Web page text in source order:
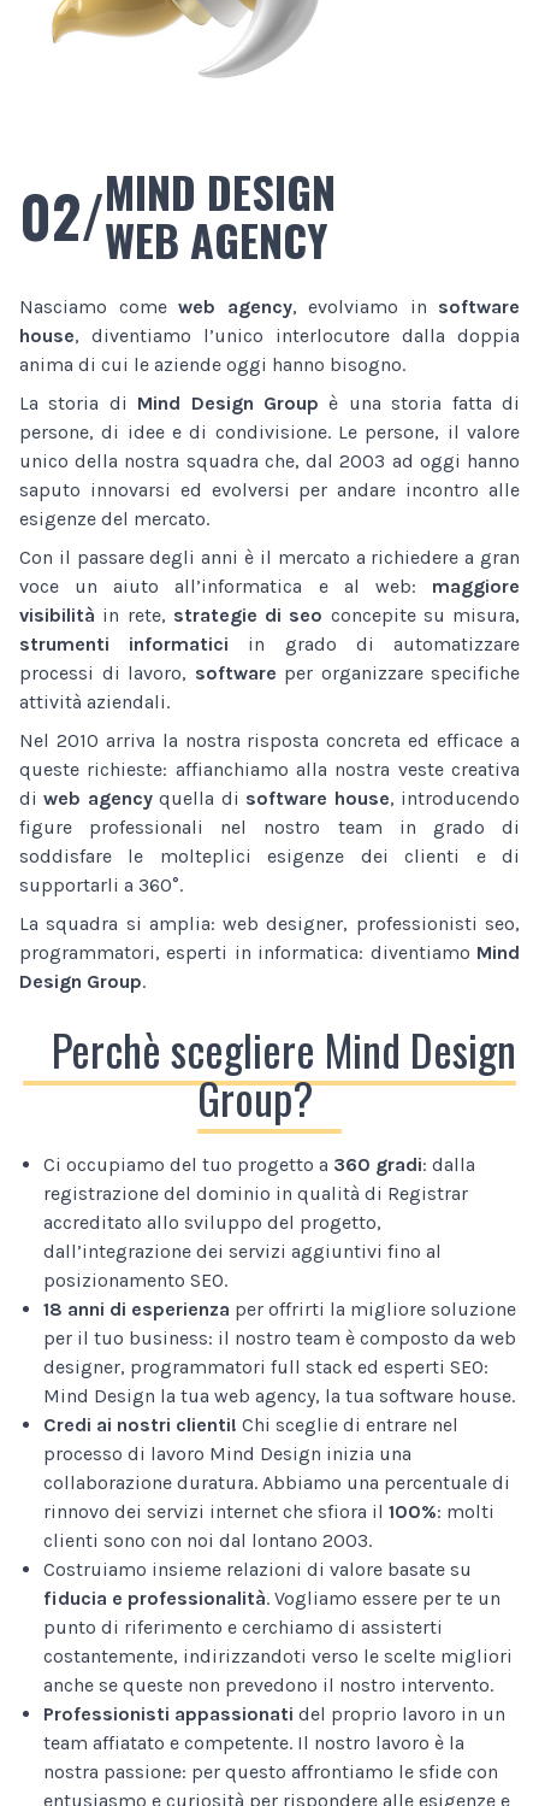
02/MIND DESIGN
WEB AGENCY
Nasciamo come web agency, evolviamo in software
house, diventiamo l’unico interlocutore dalla doppia
anima di cui le aziende oggi hanno bisogno.
La storia di Mind Design Group è una storia fatta di
persone, di idee e di condivisione. Le persone, il valore
unico della nostra squadra che, dal 2003 ad oggi hanno
saputo innovarsi ed evolversi per andare incontro alle
esigenze del mercato.
Con il passare degli anni è il mercato a richiedere a gran
voce un aiuto all’informatica e al web: maggiore
visibilità in rete, strategie di seo concepite su misura,
strumenti informatici in grado di automatizzare
processi di lavoro, software per organizzare specifiche
attività aziendali.
Nel 2010 arriva la nostra risposta concreta ed efficace a
queste richieste: affianchiamo alla nostra veste creativa
diweb agencyquella di software house, introducendo
figure professionali nel nostro team in grado di
soddisfare le molteplici esigenze dei clienti e di
supportarli a 360°.
La squadra si amplia: web designer, professionisti seo,
programmatori, esperti in informatica: diventiamo Mind
Design Group.
Perchè scegliere Mind Design
Group?
Ci occupiamo del tuo progetto a 360 gradi: dalla
registrazione del dominio in qualità di Registrar
accreditato allo sviluppo del progetto,
dall’integrazione dei servizi aggiuntivi fino al
posizionamento SEO.
18 anni di esperienza per offrirti la migliore soluzione
per il tuo business: il nostro team è composto da web
designer, programmatori full stack ed esperti SEO:
Mind Design la tua web agency, la tua software house.
Credi ai nostri clienti! Chi sceglie di entrare nel
processo di lavoro Mind Design inizia una
collaborazione duratura. Abbiamo una percentuale di
rinnovo dei servizi internet che sfiora il 100%: molti
clienti sono con noi dal lontano 2003.
Costruiamo insieme relazioni di valore basate su
fiducia e professionalità. Vogliamo essere per te un
punto di riferimento e cerchiamo di assisterti
costantemente, indirizzandoti verso le scelte migliori
anche se queste non prevedono il nostro intervento.
Professionisti appassionati del proprio lavoro in un
team affiatato e competente. Il nostro lavoro è la
nostra passione: per questo affrontiamo le sfide con
entusiasmo e curiosità per rispondere alle esigenze e